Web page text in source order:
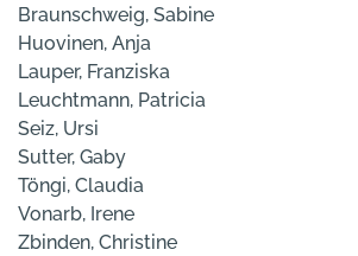
Braunschweig, Sabine
Huovinen, Anja
Lauper, Franziska
Leuchtmann, Patricia
Seiz, Ursi
Sutter, Gaby
Töngi, Claudia
Vonarb, Irene
Zbinden, Christine